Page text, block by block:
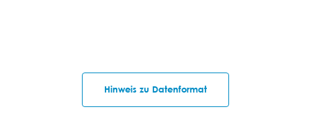
Hinweis zu Datenformat